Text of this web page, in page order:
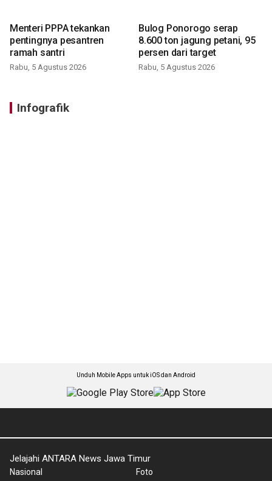
Menteri PPPA tekankan
pentingnya pesantren
ramah santri
Rabu, 5 Agustus 2026
Bulog Ponorogo serap
8.600 ton jagung petani, 95
persen dari target
Rabu, 5 Agustus 2026
Infografik
Unduh Mobile Apps untuk iOS dan Android
Jelajahi ANTARA News Jawa Timur
Nasional Foto